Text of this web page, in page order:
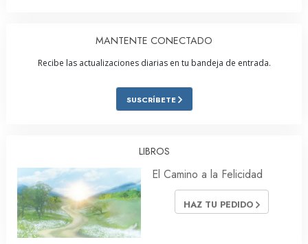
MANTENTE CONECTADO
Recibe las actualizaciones diarias en tu bandeja de entrada.
SUSCRÍBETE
LIBROS
El Camino a la Felicidad
HAZ TU PEDIDO